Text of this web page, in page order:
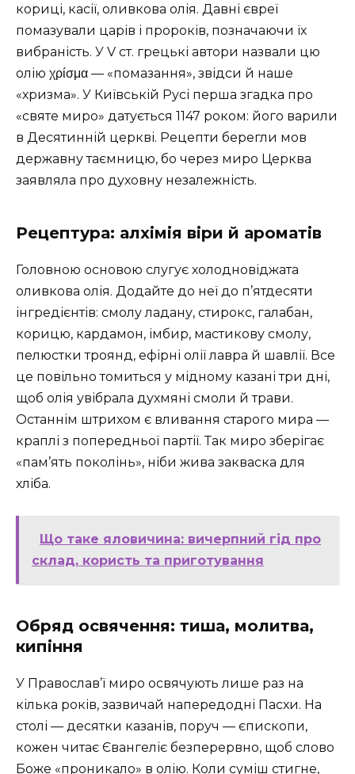
кориці, касії, оливкова олія. Давні євреї
помазували царів і пророків, позначаючи їх
вибраність. У V ст. грецькі автори назвали цю
олію χρίσμα — «помазання», звідси й наше
«хризма». У Київській Русі перша згадка про
«святе миро» датується 1147 роком: його варили
в Десятинній церкві. Рецепти берегли мов
державну таємницю, бо через миро Церква
заявляла про духовну незалежність.
Рецептура: алхімія віри й ароматів
Головною основою слугує холодно­віджата
оливкова олія. Додайте до неї до п’ятдесяти
інгредієнтів: смолу ладану, стирокс, галабан,
корицю, кардамон, імбир, мастикову смолу,
пелюстки троянд, ефірні олії лавра й шавлії. Все
це повільно томиться у мідному казані три дні,
щоб олія увібрала духмяні смоли й трави.
Останнім штрихом є вливання старого мира —
краплі з попередньої партії. Так миро зберігає
«пам’ять поколінь», ніби жива закваска для
хліба.
Що таке яловичина: вичерпний гід про
склад, користь та приготування
Обряд освячення: тиша, молитва,
кипіння
У Православ’ї миро освячують лише раз на
кілька років, зазвичай напередодні Пасхи. На
столі — десятки казанів, поруч — єпископи,
кожен читає Євангеліє безперервно, щоб слово
Боже «проникало» в олію. Коли суміш стигне,